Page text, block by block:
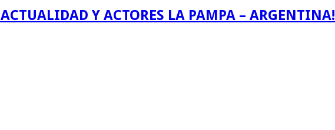
ACTUALIDAD Y ACTORES LA PAMPA – ARGENTINA!